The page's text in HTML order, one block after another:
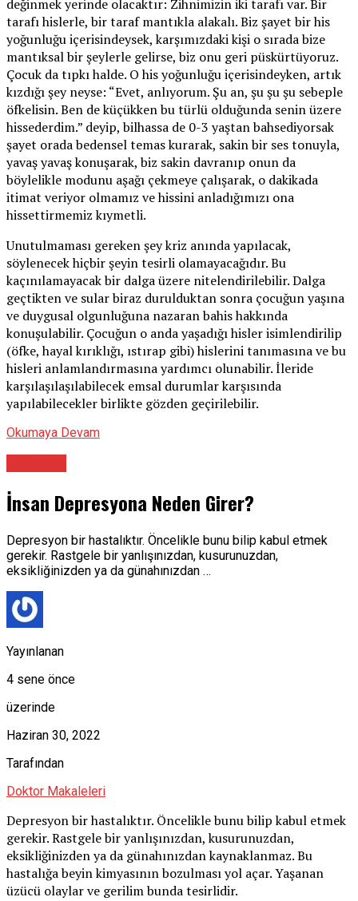
değinmek yerinde olacaktır: Zihnimizin iki tarafı var. Bir
tarafı hislerle, bir taraf mantıkla alakalı. Biz şayet bir his
yoğunluğu içerisindeysek, karşımızdaki kişi o sırada bize
mantıksal bir şeylerle gelirse, biz onu geri püskürtüyoruz.
Çocuk da tıpkı halde. O his yoğunluğu içerisindeyken, artık
kızdığı şey neyse: “Evet, anlıyorum. Şu an, şu şu şu sebeple
öfkelisin. Ben de küçükken bu türlü olduğunda senin üzere
hissederdim.” deyip, bilhassa de 0-3 yaştan bahsediyorsak
şayet orada bedensel temas kurarak, sakin bir ses tonuyla,
yavaş yavaş konuşarak, biz sakin davranıp onun da
böylelikle modunu aşağı çekmeye çalışarak, o dakikada
itimat veriyor olmamız ve hissini anladığımızı ona
hissettirmemiz kıymetli.
Unutulmaması gereken şey kriz anında yapılacak,
söylenecek hiçbir şeyin tesirli olamayacağıdır. Bu
kaçınılamayacak bir dalga üzere nitelendirilebilir. Dalga
geçtikten ve sular biraz durulduktan sonra çocuğun yaşına
ve duygusal olgunluğuna nazaran bahis hakkında
konuşulabilir. Çocuğun o anda yaşadığı hisler isimlendirilip
(öfke, hayal kırıklığı, ıstırap gibi) hislerini tanımasına ve bu
hisleri anlamlandırmasına yardımcı olunabilir. İleride
karşılaşılaşılabilecek emsal durumlar karşısında
yapılabilecekler birlikte gözden geçirilebilir.
Okumaya Devam
İnsan Depresyona Neden Girer?
Depresyon bir hastalıktır. Öncelikle bunu bilip kabul etmek
gerekir. Rastgele bir yanlışınızdan, kusurunuzdan,
eksikliğinizden ya da günahınızdan …
Yayınlanan
4 sene önce
üzerinde
Haziran 30, 2022
Tarafından
Doktor Makaleleri
Depresyon bir hastalıktır. Öncelikle bunu bilip kabul etmek
gerekir. Rastgele bir yanlışınızdan, kusurunuzdan,
eksikliğinizden ya da günahınızdan kaynaklanmaz. Bu
hastalığa beyin kimyasının bozulması yol açar. Yaşanan
üzücü olaylar ve gerilim bunda tesirlidir.